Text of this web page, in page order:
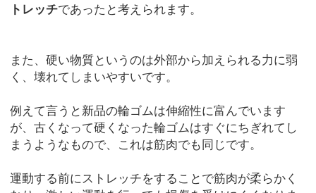
トレッチであったと考えられます。
また、硬い物質というのは外部から加えられる力に弱
く、壊れてしまいやすいです。
例えて言うと新品の輪ゴムは伸縮性に富んでいます
が、古くなって硬くなった輪ゴムはすぐにちぎれてし
まうようなもので、これは筋肉でも同じです。
運動する前にストレッチをすることで筋肉が柔らかく